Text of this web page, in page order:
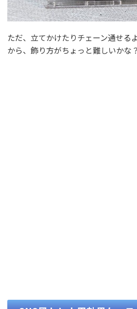
ただ、立てかけたりチェーン通せる
から、飾り方がちょっと難しいかな？